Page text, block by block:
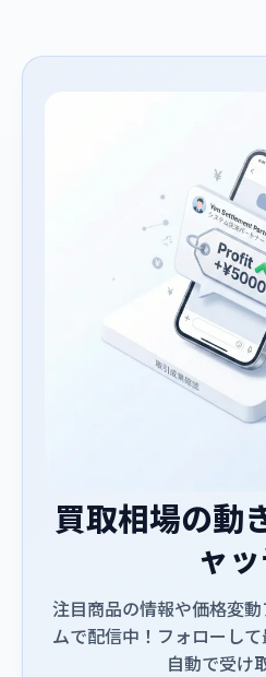
買取相場の動
ャ
注目商品の情報や価格変
ムで配信中！フォローし
自動で受け